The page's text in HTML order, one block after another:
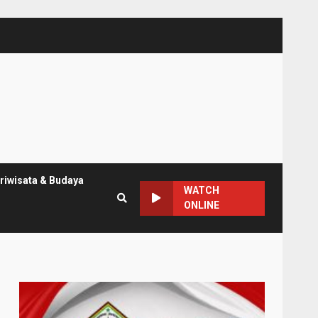
& Budaya
WATCH
ONLINE